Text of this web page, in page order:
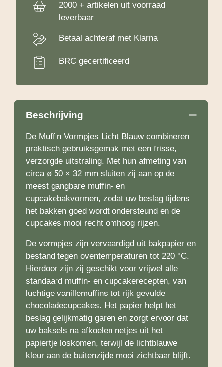
2000 + artikelen uit voorraad
leverbaar
Betaal achteraf met Klarna
BRC gecertificeerd
Beschrijving
De Muffin Vormpjes Licht Blauw combineren
praktisch gebruiksgemak met een frisse,
verzorgde uitstraling. Met hun afmeting van
circa ø 50 × 32 mm sluiten zij aan op de
meest gangbare muffin- en
cupcakebakvormen, zodat uw beslag tijdens
het bakken goed wordt ondersteund en de
cupcakes mooi recht omhoog rijzen.
De vormpjes zijn vervaardigd uit bakpapier en
bestand tegen oventemperaturen tot 220 °C.
Hierdoor zijn zij geschikt voor vrijwel alle
standaard muffin- en cupcakerecepten, van
luchtige vanillemuffins tot rijk gevulde
chocoladecupcakes. Het papier helpt het
beslag gelijkmatig garen en zorgt ervoor dat
uw baksels na afkoelen netjes uit het
papiertje loskomen, terwijl de lichtblauwe
kleur aan de buitenzijde mooi zichtbaar blijft.